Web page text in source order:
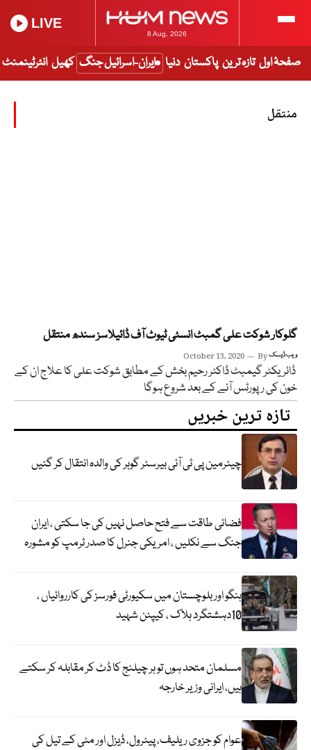
8 Aug, 2026
LIVE
صفحۂ اول تازہ ترین پاکستان دنیا ایران-اسرائیل جنگ کھیل انٹرٹینمنٹ
منتقل
گلوکار شوکت علی گمبٹ انسٹی ٹیوٹ آف ڈائیلاسز سندھ منتقل
October 13, 2020 Byویب ڈیسک
ڈائریکٹر گیمبٹ ڈاکٹر رحیم بخش کے مطابق شوکت علی کا علاج ان کے
خون کی رپورٹس آنے کے بعد شروع ہوگا
تازہ ترین خبریں
چیئرمین پی ٹی آئی بیرسٹر گوہر کی والدہ انتقال کر گئیں
فضائی طاقت سے فتح حاصل نہیں کی جا سکتی ، ایران
جنگ سے نکلیں ، امریکی جنرل کا صدر ٹرمپ کو مشورہ
ہنگو اور بلوچستان میں سکیورٹی فورسز کی کارروائیاں ،
10دہشتگرد ہلاک ، کیپٹن شہید
مسلمان متحد ہوں تو ہر چیلنج کا ڈٹ کر مقابلہ کر سکتے
ہیں، ایرانی وزیر خارجہ
عوام کو جزوی ریلیف، پیٹرول، ڈیزل اور مٹی کے تیل کی